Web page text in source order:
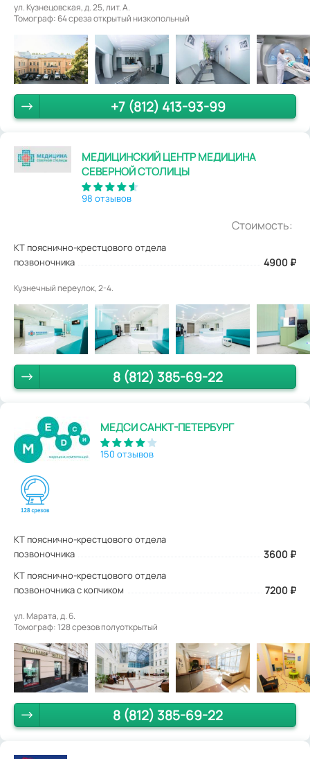
ул. Кузнецовская, д. 25, лит. А.
Томограф: 64 среза открытый низкопольный
+7 (812) 413-93-99
МЕДИЦИНСКИЙ ЦЕНТР МЕДИЦИНА
СЕВЕРНОЙ СТОЛИЦЫ
98 отзывов
Стоимость:
КТ пояснично-крестцового отдела
позвоночника
4900 ₽
Кузнечный переулок, 2-4.
8 (812) 385-69-22
МЕДСИ САНКТ-ПЕТЕРБУРГ
150 отзывов
КТ пояснично-крестцового отдела
позвоночника
3600 ₽
КТ пояснично-крестцового отдела
позвоночника с копчиком
7200 ₽
ул. Марата, д. 6.
Томограф: 128 срезов полуоткрытый
8 (812) 385-69-22